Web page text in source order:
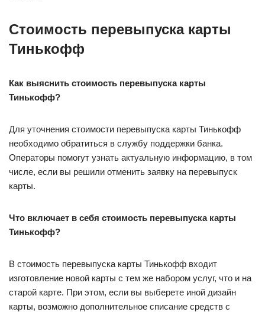
Стоимость перевыпуска карты
Тинькофф
Как выяснить стоимость перевыпуска карты
Тинькофф?
Для уточнения стоимости перевыпуска карты Тинькофф
необходимо обратиться в службу поддержки банка.
Операторы помогут узнать актуальную информацию, в том
числе, если вы решили отменить заявку на перевыпуск
карты.
Что включает в себя стоимость перевыпуска карты
Тинькофф?
В стоимость перевыпуска карты Тинькофф входит
изготовление новой карты с тем же набором услуг, что и на
старой карте. При этом, если вы выберете иной дизайн
карты, возможно дополнительное списание средств с